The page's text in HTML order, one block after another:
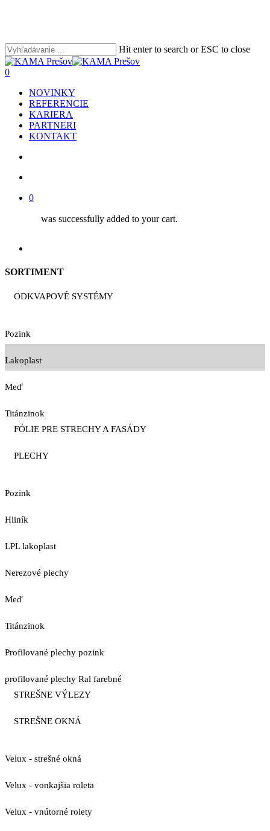
content
Hit enter to search or ESC to close
Close
Search
search
account
0
NOVINKY
REFERENCIE
KARIERA
PARTNERI
KONTAKT
0
was successfully added to your cart.
SORTIMENT
ODKVAPOVÉ SYSTÉMY
Pozink
Lakoplast
Meď
Titánzinok
FÓLIE PRE STRECHY A FASÁDY
PLECHY
Pozink
Hliník
LPL lakoplast
Nerezové plechy
Meď
Titánzinok
Profilované plechy pozink
profilované plechy Ral farebné
STREŠNE VÝLEZY
STREŠNE OKNÁ
Velux - strešné okná
Velux - vonkajšia roleta
Velux - vnútorné rolety